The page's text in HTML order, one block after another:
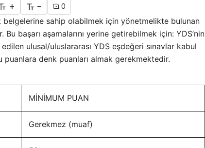
+ -
0
sahip olabilmek için yönetmelikte bulunan
Bu başarı aşamalarını yerine getirebilmek için: YDS’nin
ulusal/uluslararası YDS eşdeğeri sınavlar kabul
denk puanları almak gerekmektedir.
MİNİMUM PUAN
Gerekmez (muaf)